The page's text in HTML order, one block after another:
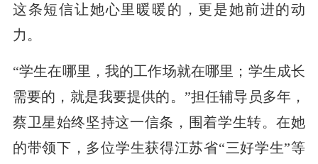
这条短信让她心里暖暖的，更是她前进的动
力。
“学生在哪里，我的工作场就在哪里；学生成长
需要的，就是我要提供的。”担任辅导员多年，
蔡卫星始终坚持这一信条，围着学生转。在她
的带领下，多位学生获得江苏省“三好学生”等